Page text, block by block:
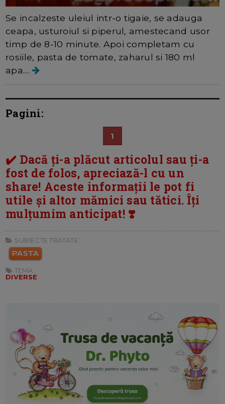
Se incalzeste uleiul intr-o tigaie, se adauga
ceapa, usturoiul si piperul, amestecand usor
timp de 8-10 minute. Apoi completam cu
rosiile, pasta de tomate, zaharul si 180 ml
apa....
Pagini:
1
✔️ Dacă ți-a plăcut articolul sau ți-a
fost de folos, apreciază-l cu un
share! Aceste informații le pot fi
utile și altor mămici sau tătici. Îți
mulțumim anticipat! ❣️
SUBIECTE TRATATE:
PASTA
TEMA:
DIVERSE